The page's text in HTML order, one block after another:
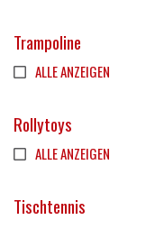
Trampoline
ALLE ANZEIGEN
Rollytoys
ALLE ANZEIGEN
Tischtennis